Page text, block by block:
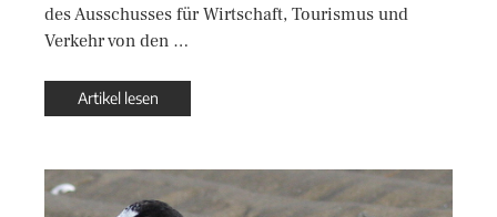
des Ausschusses für Wirtschaft, Tourismus und
Verkehr von den …
Artikel lesen